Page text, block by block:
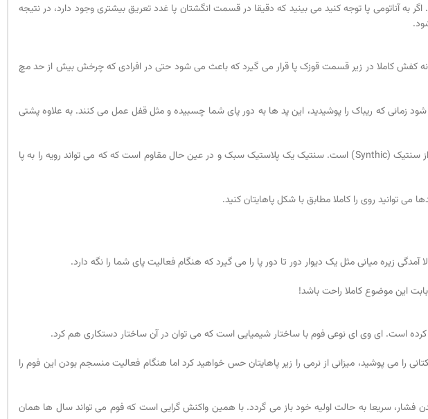
به آناتومی پا توجه کنید می بینید که دقیقا در قسمت انگشتان پا غدد تعریق بیشتری وجود دارد، در نتیجه
کفش کاملا در زیر قسمت قوزک پا قرار می گیرد که باعث می شود حتی در افرادی که چرخش بیش از حد مچ
زمانی که ریباک را پوشیدید، این پد ها به دور پای شما چسبیده و مثل قفل عمل می کنند. به علاوه پشتی
نیز مهم است. راه حل ریباک برای این مساله، استفاده از سنتیک (Synthic) است. سنتیک یک پلاستیک سبک و در عین حال مقاوم است که که می تواند رویه را به پا
توانید روی را کاملا مطابق با شکل پاهایتان کنید.
زیره میانی مثل یک دیوار دور تا دور پا را می گیرد که هنگام فعالیت پای شما را نگه دارد.
این موضوع کاملا راحت باشد!
را می پوشید، میزانی از نرمی را زیر پاهایتان حس خواهید کرد اما هنگام فعالیت منسجم بودن این فوم را
فشار، سریعا به حالت اولیه خود باز می گردد. با همین واکنش گرایی است که فوم می تواند سال ها همان